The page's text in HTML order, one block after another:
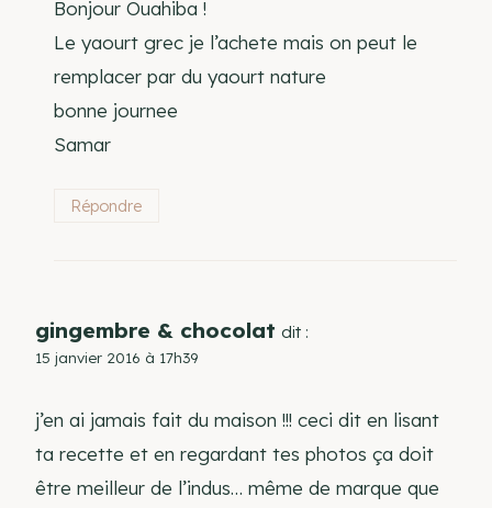
Bonjour Ouahiba !
Le yaourt grec je l’achete mais on peut le
remplacer par du yaourt nature
bonne journee
Samar
Répondre
gingembre & chocolat dit :
15 janvier 2016 à 17h39
j’en ai jamais fait du maison !!! ceci dit en lisant
ta recette et en regardant tes photos ça doit
être meilleur de l’indus… même de marque que